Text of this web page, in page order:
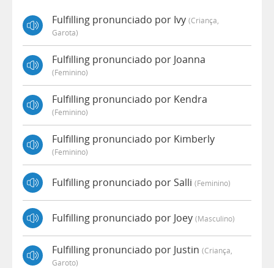
Fulfilling pronunciado por Ivy (criança,
Garota)
Fulfilling pronunciado por Joanna
(feminino)
Fulfilling pronunciado por Kendra
(feminino)
Fulfilling pronunciado por Kimberly
(feminino)
Fulfilling pronunciado por Salli (feminino)
Fulfilling pronunciado por Joey (masculino)
Fulfilling pronunciado por Justin (criança,
Garoto)